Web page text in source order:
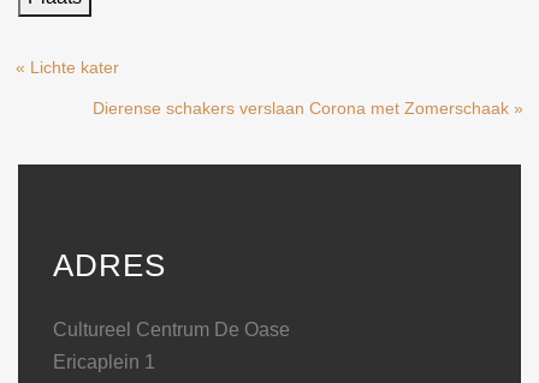
« Lichte kater
Dierense schakers verslaan Corona met Zomerschaak »
ADRES
Cultureel Centrum De Oase
Ericaplein 1